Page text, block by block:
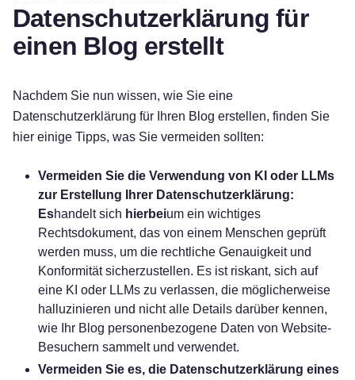
Datenschutzerklärung für
einen Blog erstellt
Nachdem Sie nun wissen, wie Sie eine
Datenschutzerklärung für Ihren Blog erstellen, finden Sie
hier einige Tipps, was Sie vermeiden sollten:
Vermeiden Sie die Verwendung von KI oder LLMs
zur Erstellung Ihrer Datenschutzerklärung:
Eshandelt sich hierbeium ein wichtiges
Rechtsdokument, das von einem Menschen geprüft
werden muss, um die rechtliche Genauigkeit und
Konformität sicherzustellen. Es ist riskant, sich auf
eine KI oder LLMs zu verlassen, die möglicherweise
halluzinieren und nicht alle Details darüber kennen,
wie Ihr Blog personenbezogene Daten von Website-
Besuchern sammelt und verwendet.
Vermeiden Sie es, die Datenschutzerklärung eines